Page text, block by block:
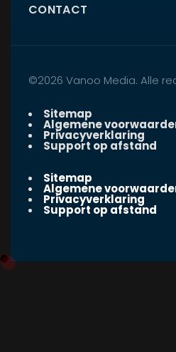
CONTACT
©2026 Vanoo Media. Alle
Sitemap
Algemene
Privacyverklaring
Support op afstand
Sitemap
Algemene
Privacyverklaring
Support op afstand